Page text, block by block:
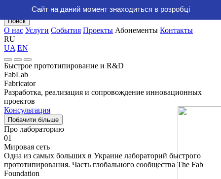
Сайт на даний момент знаходиться в розробці
Услуги События Проекты Абонементы Контакты
Поиск
О нас Услуги События Проекты Абонементы Контакты
RU
UA EN
Быстрое прототипирование и R&D
FabLab
Fabricator
Разработка, реализация и сопровождение инновационных
проектов
Консультация
Побачити бiльше
Про лабораторию
01
Мировая сеть
Одна из самых больших в Украине лабораторий быстрого
прототипирования. Часть глобального сообщества The Fab
Foundation